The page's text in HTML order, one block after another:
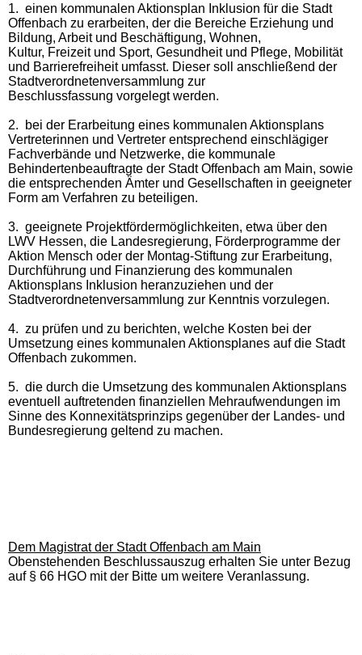
1. einen kommunalen Aktionsplan Inklusion für die Stadt
Offenbach zu erarbeiten, der die Bereiche Erziehung und
Bildung, Arbeit und Beschäftigung, Wohnen,
Kultur, Freizeit und Sport, Gesundheit und Pflege, Mobilität
und Barrierefreiheit umfasst. Dieser soll anschließend der
Stadtverordnetenversammlung zur
Beschlussfassung vorgelegt werden.
2.
bei der Erarbeitung eines kommunalen Aktionsplans
Vertreterinnen und Vertreter entsprechend einschlägiger
Fachverbände und Netzwerke, die kommunale
Behindertenbeauftragte der Stadt Offenbach am Main, sowie
die entsprechenden Ämter und Gesellschaften in geeigneter
Form am Verfahren zu beteiligen.
3. geeignete Projektfördermöglichkeiten, etwa über den
LWV Hessen, die Landesregierung, Förderprogramme der
Aktion Mensch oder der Montag-Stiftung zur Erarbeitung,
Durchführung und Finanzierung des kommunalen
Aktionsplans Inklusion heranzuziehen und der
Stadtverordnetenversammlung zur Kenntnis vorzulegen.
4. zu prüfen und zu berichten, welche Kosten bei der
Umsetzung eines kommunalen Aktionsplanes auf die Stadt
Offenbach zukommen.
5. die durch die Umsetzung des kommunalen Aktionsplans
eventuell auftretenden finanziellen Mehraufwendungen im
Sinne des Konnexitätsprinzips gegenüber der Landes- und
Bundesregierung geltend zu machen.
Dem Magistrat der Stadt Offenbach am Main
Obenstehenden Beschlussauszug erhalten Sie unter Bezug
auf § 66 HGO mit der Bitte um weitere Veranlassung.